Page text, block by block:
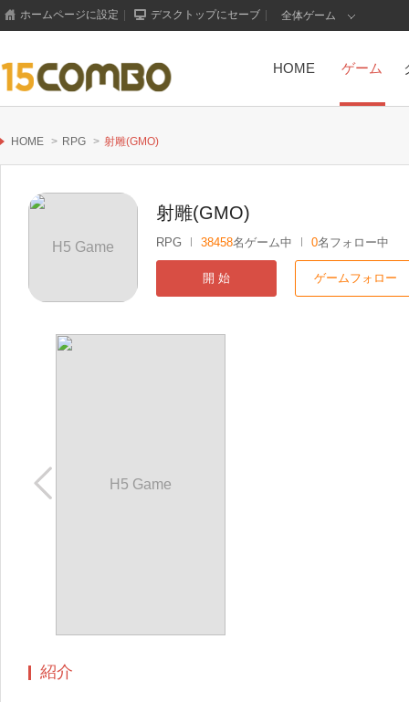
ホームページに設定 デスクトップにセーブ 全体ゲーム
HOME ゲーム
HOME > RPG > 射雕(GMO)
H5 Game
射雕(GMO)
RPG 38458名ゲーム中 0名フォロー中
開 始 ゲームフォロー
H5 Game
紹介